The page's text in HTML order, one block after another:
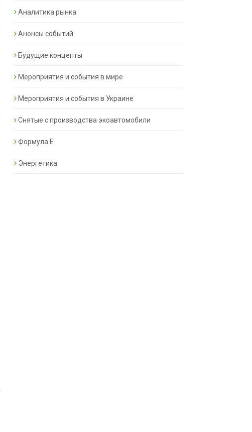
Аналитика рынка
Анонсы событий
Будущие концепты
Мероприятия и события в мире
Мероприятия и события в Украине
Снятые с производства экоавтомобили
Формула Е
Энергетика